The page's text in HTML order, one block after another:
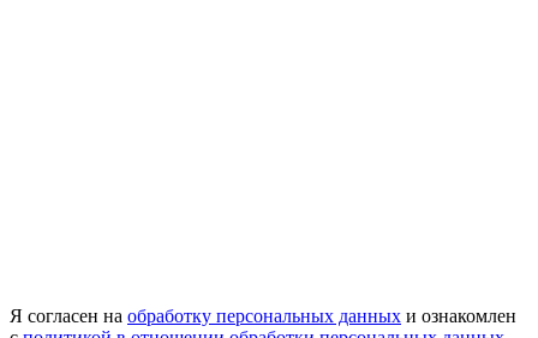
Я согласен на обработку персональных данных и ознакомлен